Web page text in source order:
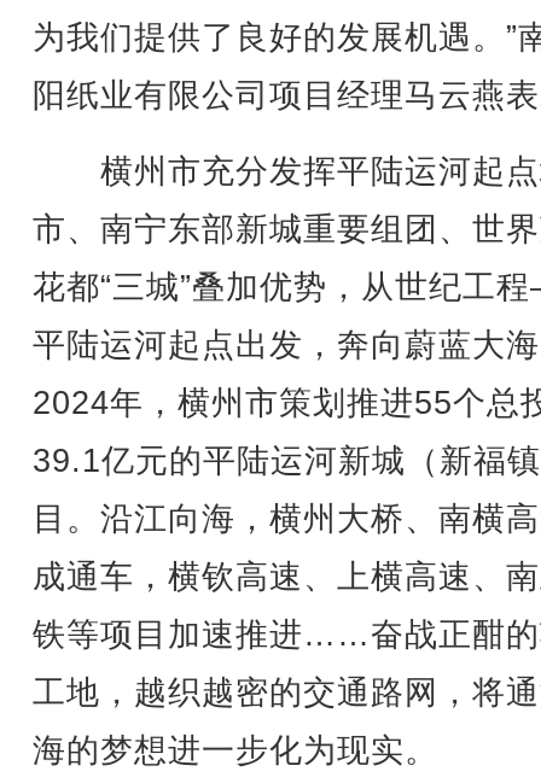
为我们提供了良好的发展机遇。”
阳纸业有限公司项目经理马云燕
横州市充分发挥平陆运河起
市、南宁东部新城重要组团、世
花都“三城”叠加优势，从世纪工
平陆运河起点出发，奔向蔚蓝大
2024年，横州市策划推进55个总
39.1亿元的平陆运河新城（新福
目。沿江向海，横州大桥、南横
成通车，横钦高速、上横高速、
铁等项目加速推进……奋战正酣
工地，越织越密的交通路网，将
海的梦想进一步化为现实。